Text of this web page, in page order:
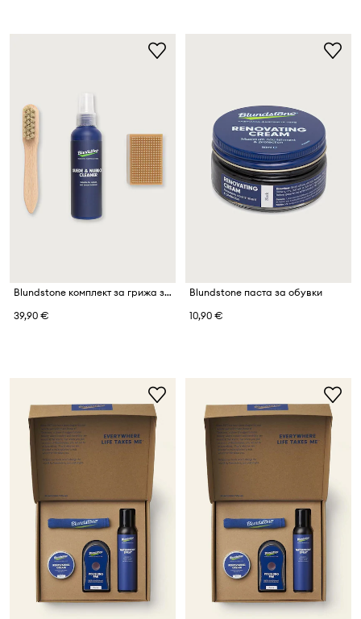
Blundstone комплект за грижа за обувки
39,90 €
Blundstone паста за обувки
10,90 €